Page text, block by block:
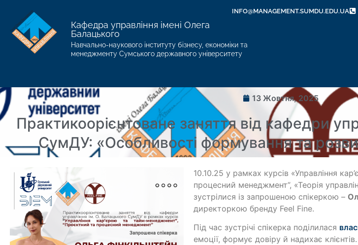
INFO@MANAGEMENT.SUMDU.EDU.UA
Кафедра управління імені Олега
Балацького
Навчально-наукового інституту бізнесу, економіки та
менеджменту Сумського державного університету
13 Жовтня, 2025
Практикоорієнтоване заняття від кафедри
СумДУ: «Особливості формування та
10.10.25 у рамках курсів «Управління
процесний менеджмент”, «Теорія
зустрілися із запрошеною спікеркою –
директоркою бренду Feel Fine.
Під час зустрічі спікерка поділилася
емоції, формує довіру й надихає клієнтів.